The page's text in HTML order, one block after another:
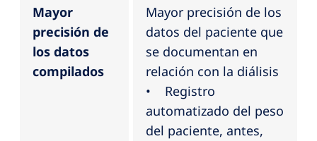
Mayor
precisión de
los datos
compilados
Mayor precisión de los
datos del paciente que
se documentan en
relación con la diálisis
• Registro
automatizado del peso
del paciente, antes,